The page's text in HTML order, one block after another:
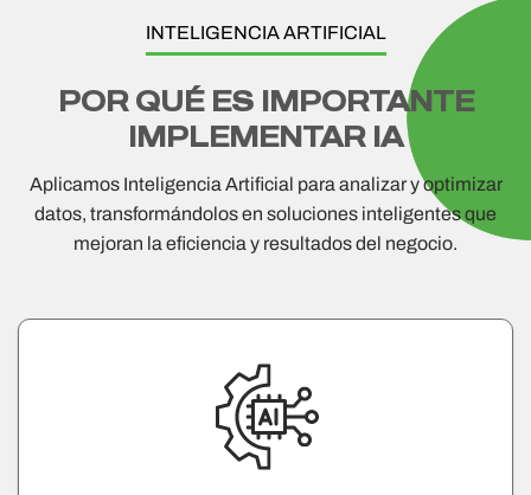
INTELIGENCIA ARTIFICIAL
POR QUÉ ES IMPORTANTE
IMPLEMENTAR IA
Aplicamos Inteligencia Artificial para analizar y optimizar
datos, transformándolos en soluciones inteligentes que
mejoran la eficiencia y resultados del negocio.